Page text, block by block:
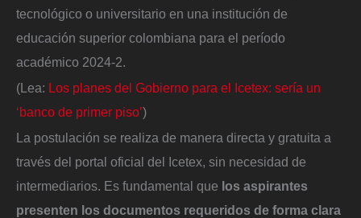
tecnológico o universitario en una institución de
educación superior colombiana para el período
académico 2024-2.
(Lea: Los planes del Gobierno para el Icetex: sería un
‘banco de primer piso’)
La postulación se realiza de manera directa y gratuita a
través del portal oficial del Icetex, sin necesidad de
intermediarios. Es fundamental que los aspirantes
presenten los documentos requeridos de forma clara